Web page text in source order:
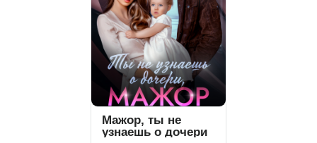
Мажор, ты не
узнаешь о дочери